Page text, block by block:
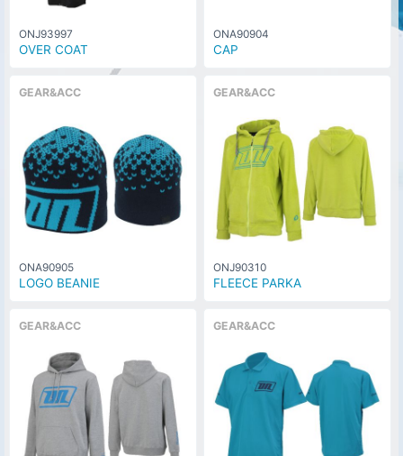
ONJ93997
OVER COAT
ONA90904
CAP
GEAR&ACC
ONA90905
LOGO BEANIE
GEAR&ACC
ONJ90310
FLEECE PARKA
GEAR&ACC GEAR&ACC